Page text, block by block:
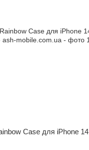
Case для iPhone 14